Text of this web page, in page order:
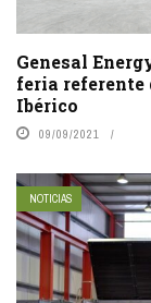
Genesal
feria referente
Ibérico
09/09/2021
NOTICIAS